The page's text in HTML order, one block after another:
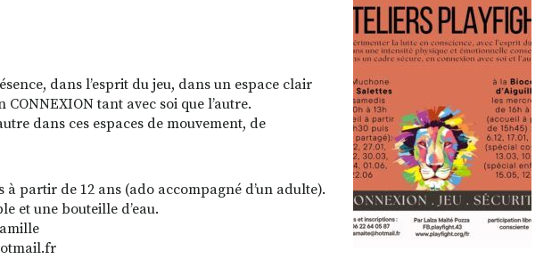
dans l’esprit du jeu, dans un espace clair
tant avec soi que l’autre.
dans ces espaces de mouvement, de
partir de 12 ans (ado accompagné d’un adulte).
et une bouteille d’eau.